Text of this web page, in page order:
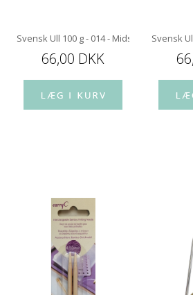
Svensk Ull 100 g - 014 - Midsommer Green
66,00 DKK
Svensk